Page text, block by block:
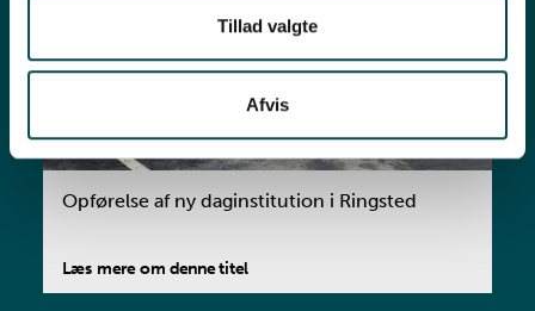
Tillad valgte
Afvis
Opførelse af ny daginstitution i Ringsted
Læs mere om denne titel